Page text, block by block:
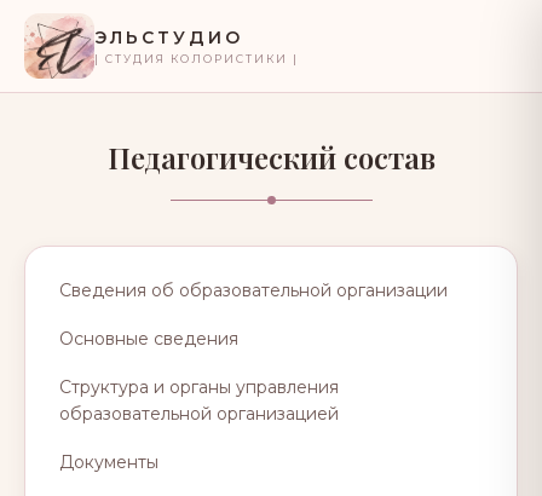
ЭЛЬСТУДИО
| СТУДИЯ КОЛОРИСТИКИ |
Педагогический состав
Сведения об образовательной организации
Основные сведения
Структура и органы управления
образовательной организацией
Документы